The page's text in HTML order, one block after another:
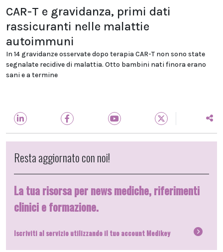
CAR-T e gravidanza, primi dati
rassicuranti nelle malattie
autoimmuni
In 14 gravidanze osservate dopo terapia CAR-T non sono state
segnalate recidive di malattia. Otto bambini nati finora erano
sani e a termine
Resta aggiornato con noi!
La tua risorsa per news mediche, riferimenti
clinici e formazione.
Iscriviti al servizio utilizzando il tuo account Medikey